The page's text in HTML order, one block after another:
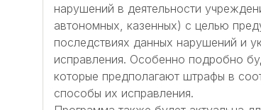
нарушений в деятельности
автономных, казенных) с целью
последствиях данных нарушений и
исправления. Особенно подробно
которые предполагают штрафы в
способы их исправления.